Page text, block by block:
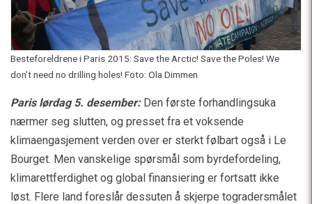
Besteforeldrene i Paris 2015: Save the Arctic! Save the Poles! We
don’t need no drilling holes! Foto: Ola Dimmen
Paris lørdag 5. desember: Den første forhandlingsuka
nærmer seg slutten, og presset fra et voksende
klimaengasjement verden over er sterkt følbart også i Le
Bourget. Men vanskelige spørsmål som byrdefordeling,
klimarettferdighet og global finansiering er fortsatt ikke
løst. Flere land foreslår dessuten å skjerpe togradersmålet